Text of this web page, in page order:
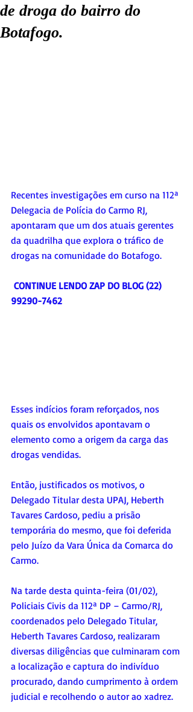
de droga do bairro do
Botafogo.
Recentes investigações em curso na 112ª
Delegacia de Polícia do Carmo RJ,
apontaram que um dos atuais gerentes
da quadrilha que explora o tráfico de
drogas na comunidade do Botafogo.
CONTINUE LENDO ZAP DO BLOG (22)
99290-7462
Esses indícios foram reforçados, nos
quais os envolvidos apontavam o
elemento como a origem da carga das
drogas vendidas.
Então, justificados os motivos, o
Delegado Titular desta UPAJ, Heberth
Tavares Cardoso, pediu a prisão
temporária do mesmo, que foi deferida
pelo Juízo da Vara Única da Comarca do
Carmo.
Na tarde desta quinta-feira (01/02),
Policiais Civis da 112ª DP – Carmo/RJ,
coordenados pelo Delegado Titular,
Heberth Tavares Cardoso, realizaram
diversas diligências que culminaram com
a localização e captura do indivíduo
procurado, dando cumprimento à ordem
judicial e recolhendo o autor ao xadrez.